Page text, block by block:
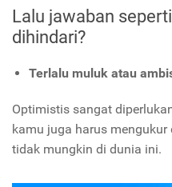
Lalu jawaban
dihindari?
Terlalu muluk atau
Optimistis sangat
kamu juga harus
tidak mungkin di dunia ini.